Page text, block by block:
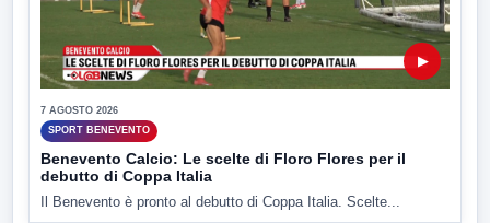
▶
7 AGOSTO 2026
SPORT BENEVENTO
Benevento Calcio: Le scelte di Floro Flores per il
debutto di Coppa Italia
Il Benevento è pronto al debutto di Coppa Italia. Scelte...